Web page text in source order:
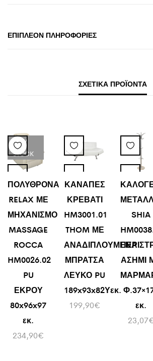
ΕΠΙΠΛΈΟΝ ΠΛΗΡΟΦΟΡΊΕΣ
ΣΧΕΤΙΚΆ ΠΡΟΪΌΝΤΑ
LOW
STOCK
ΠΟΛΥΘΡΟΝΑ
RELAX ΜΕ
ΜΗΧΑΝΙΣΜΟ
MASSAGE
ROCCA
HM0026.02
PU
ΕΚΡΟΥ
80x96x97
εκ.
234,90€
ΚΑΝΑΠΕΣ
ΚΡΕΒΑΤΙ
HM3001.01
THOM ΜΕ
ΑΝΑΔΙΠΛΟΥΜΕΝΑ
ΜΠΡΑΤΣΑ
ΛΕΥΚΟ PU
189x93x82Υεκ.
199,90€
SHIA
ΑΣΗΜΙ
εκ.
23,07